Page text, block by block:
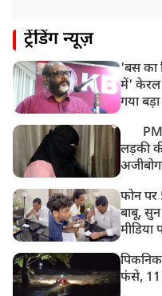
UP: लखनऊ में चलती कार
ट्रेंडिंग न्यूज़
'बस का
में' केरल
गया
लड़की
फोन पर
बाबू, सुन
मीडिया
फंसे, 11